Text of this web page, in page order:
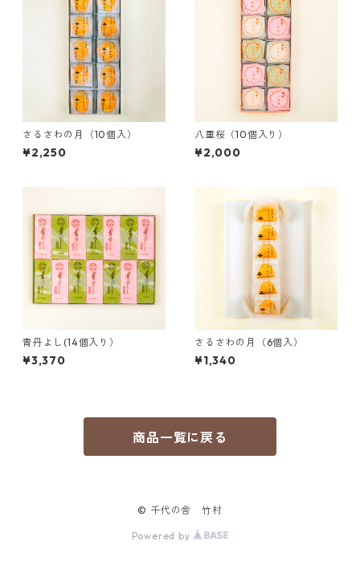
さるさわの月（10個入）
¥2,250
八重桜（10個入り）
¥2,000
青丹よし(14個入り）
¥3,370
さるさわの月（6個入）
¥1,340
商品一覧に戻る
© 千代の舎 竹村
Powered by